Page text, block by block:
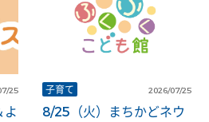
25
よ
子育て 2026/07/25
8/25（火）まちかどネウ